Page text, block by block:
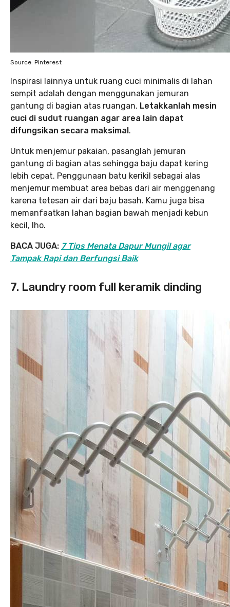
Source: Pinterest
Inspirasi lainnya untuk ruang cuci minimalis di lahan
sempit adalah dengan menggunakan jemuran
gantung di bagian atas ruangan. Letakkanlah mesin
cuci di sudut ruangan agar area lain dapat
difungsikan secara maksimal.
Untuk menjemur pakaian, pasanglah jemuran
gantung di bagian atas sehingga baju dapat kering
lebih cepat. Penggunaan batu kerikil sebagai alas
menjemur membuat area bebas dari air menggenang
karena tetesan air dari baju basah. Kamu juga bisa
memanfaatkan lahan bagian bawah menjadi kebun
kecil, lho.
BACA JUGA: 7 Tips Menata Dapur Mungil agar
Tampak Rapi dan Berfungsi Baik
7. Laundry room full keramik dinding